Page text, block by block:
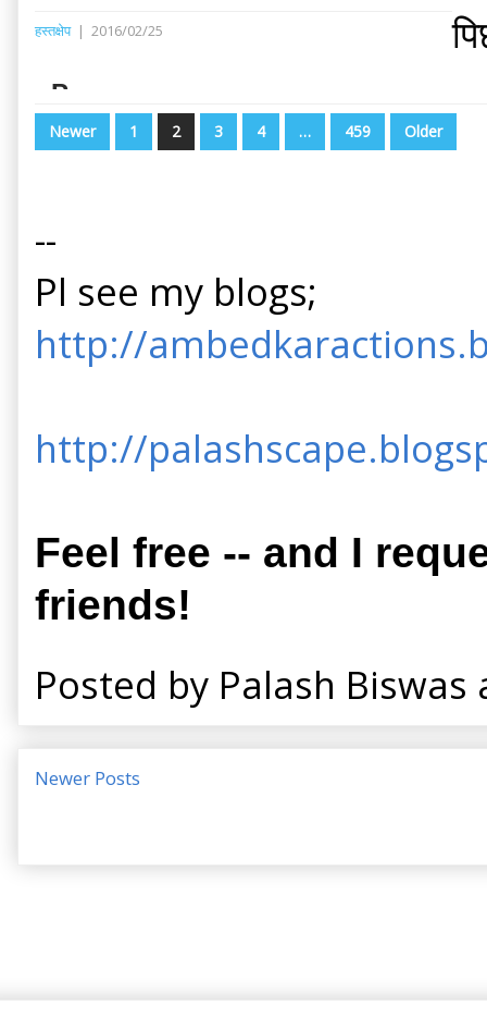
हस्तक्षेप | 2016/02/25
P
O
S
N
A
V
A
O
N
Newer 1 2 3 4 … 459 Older
--
Pl see my blogs;
http://
http://
Feel free -- and I
friends!
Posted by Palash Biswas
Newer Posts